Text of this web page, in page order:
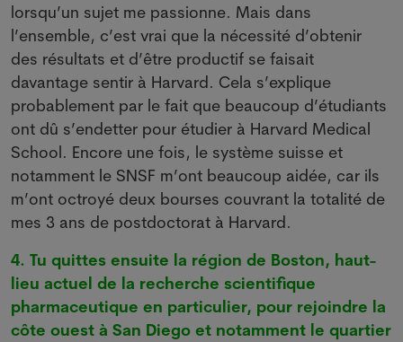
lorsqu’un sujet me passionne. Mais dans
l’ensemble, c’est vrai que la nécessité d’obtenir
des résultats et d’être productif se faisait
davantage sentir à Harvard. Cela s’explique
probablement par le fait que beaucoup d’étudiants
ont dû s’endetter pour étudier à Harvard Medical
School. Encore une fois, le système suisse et
notamment le SNSF m’ont beaucoup aidée, car ils
m’ont octroyé deux bourses couvrant la totalité de
mes 3 ans de postdoctorat à Harvard.
4. Tu quittes ensuite la région de Boston, haut-
lieu actuel de la recherche scientifique
pharmaceutique en particulier, pour rejoindre la
côte ouest à San Diego et notamment le quartier